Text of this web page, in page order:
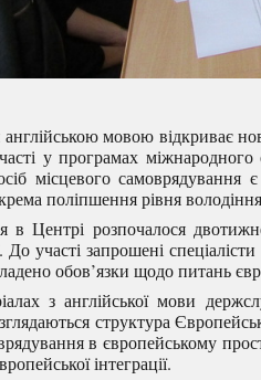
мовою відкриває
у програмах
місцевого самоврядування
поліпшення рівня
Центрі розпочалося
До участі запрошені
обов’язки щодо питань
з англійської мови
структура
в європейському
інтеграції.